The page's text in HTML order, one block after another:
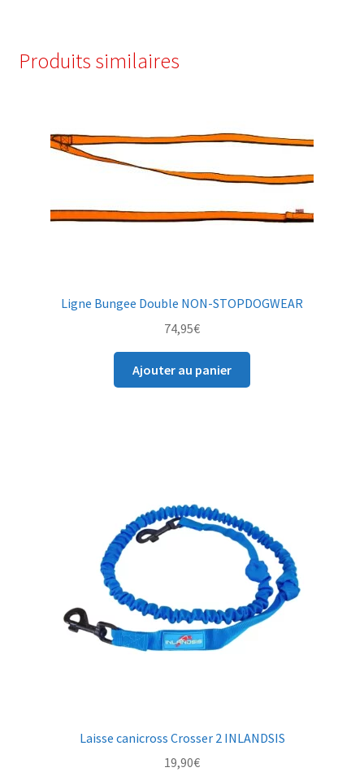
choisies
la
du
Produits similaires
Ligne Bungee Double NON-STOPDOGWEAR
74,95€
Ajouter au panier
Laisse canicross Crosser 2 INLANDSIS
19,90€